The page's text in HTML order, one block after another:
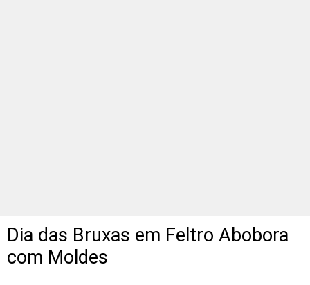
Dia das Bruxas em Feltro Abobora
com Moldes